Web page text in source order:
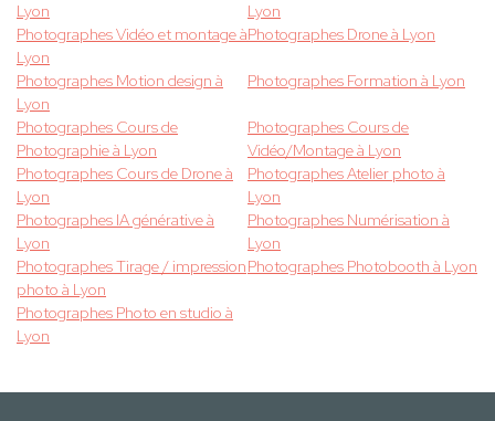
Lyon
Lyon
Photographes Vidéo et montage à
Lyon
Photographes Drone à Lyon
Photographes Motion design à
Lyon
Photographes Formation à Lyon
Photographes Cours de
Photographie à Lyon
Photographes Cours de
Vidéo/Montage à Lyon
Photographes Cours de Drone à
Lyon
Photographes Atelier photo à
Lyon
Photographes IA générative à
Lyon
Photographes Numérisation à
Lyon
Photographes Tirage / impression
photo à Lyon
Photographes Photobooth à Lyon
Photographes Photo en studio à
Lyon